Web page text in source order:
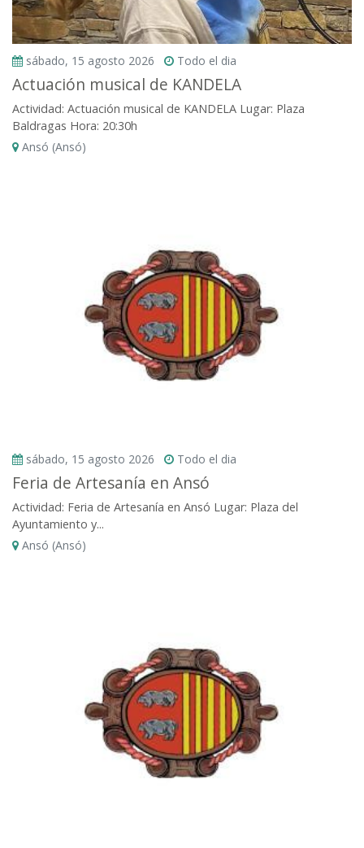
sábado, 15 agosto 2026 Todo el dia
Actuación musical de KANDELA
Actividad: Actuación musical de KANDELA Lugar: Plaza
Baldragas Hora: 20:30h
Ansó (Ansó)
sábado, 15 agosto 2026 Todo el dia
Feria de Artesanía en Ansó
Actividad: Feria de Artesanía en Ansó Lugar: Plaza del
Ayuntamiento y...
Ansó (Ansó)